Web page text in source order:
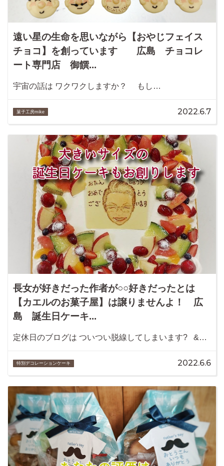
遠い星の生命を思いながら【おやじフェイス
チョコ】を創っています 広島 チョコレ
ート専門店 御饌...
宇宙の話は ワクワクしますか？ もし…
菓子工房mike 2022.6.7
長女が好きだった作者が○○好きだったとは
【カエルのお菓子屋】は譲りませんよ！ 広
島 誕生日ケーキ...
定休日のブログは ついつい脱線してしまいます? &…
特別デコレーションケーキ 2022.6.6